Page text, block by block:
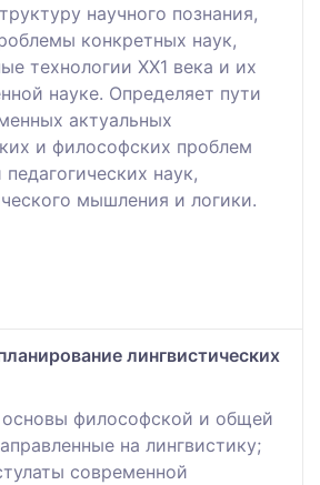
научного познания,
конкретных наук,
технологии ХХ1 века и их
науке. Определяет пути
актуальных
и философских проблем
наук,
мышления и логики.
лингвистических
основы философской и общей
на лингвистику;
современной